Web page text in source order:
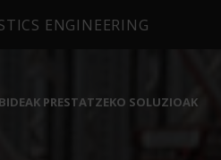
ENGINEERING
PRESTATZEKO SOLUZIOAK